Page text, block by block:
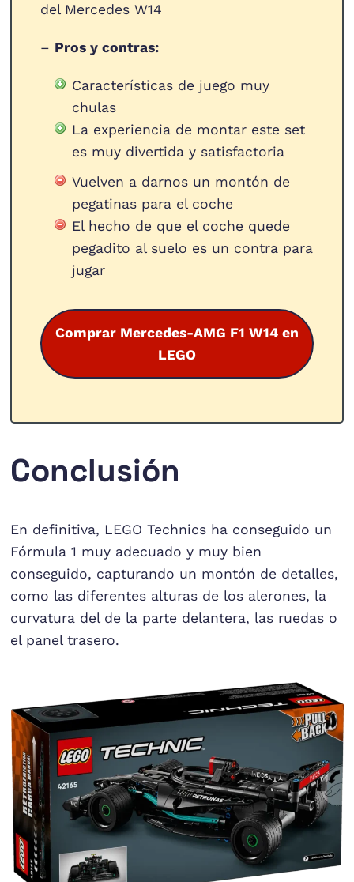
del Mercedes W14
– Pros y contras:
Características de juego muy
chulas
La experiencia de montar este set
es muy divertida y satisfactoria
Vuelven a darnos un montón de
pegatinas para el coche
El hecho de que el coche quede
pegadito al suelo es un contra para
jugar
Comprar Mercedes-AMG F1 W14 en
LEGO
Conclusión
En definitiva, LEGO Technics ha conseguido un
Fórmula 1 muy adecuado y muy bien
conseguido, capturando un montón de detalles,
como las diferentes alturas de los alerones, la
curvatura del de la parte delantera, las ruedas o
el panel trasero.